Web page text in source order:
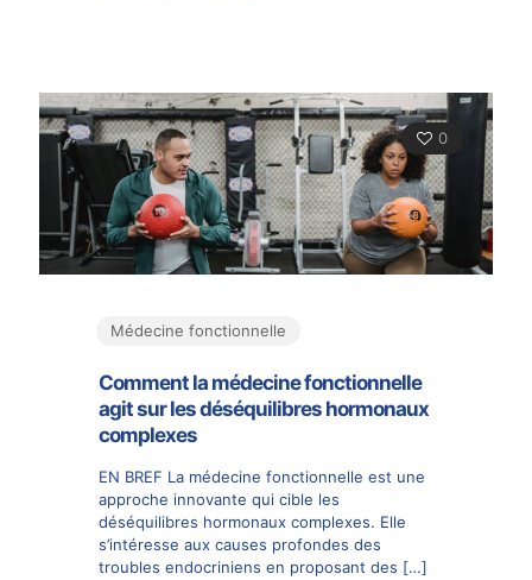
0
Médecine fonctionnelle
Comment la médecine fonctionnelle
agit sur les déséquilibres hormonaux
complexes
EN BREF La médecine fonctionnelle est une
approche innovante qui cible les
déséquilibres hormonaux complexes. Elle
s’intéresse aux causes profondes des
troubles endocriniens en proposant des […]